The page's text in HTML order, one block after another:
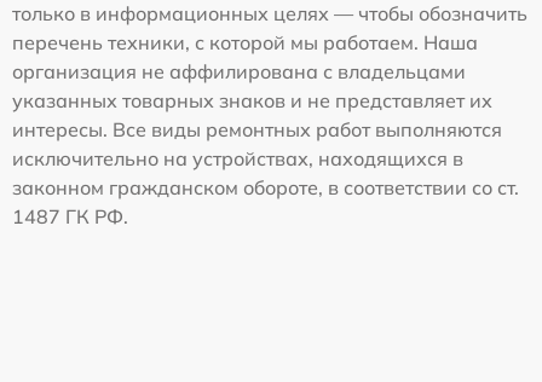
только в информационных целях — чтобы обозначить
перечень техники, с которой мы работаем. Наша
организация не аффилирована с владельцами
указанных товарных знаков и не представляет их
интересы. Все виды ремонтных работ выполняются
исключительно на устройствах, находящихся в
законном гражданском обороте, в соответствии со ст.
1487 ГК РФ.